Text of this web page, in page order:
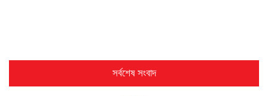
সর্বশেষ সংবাদ